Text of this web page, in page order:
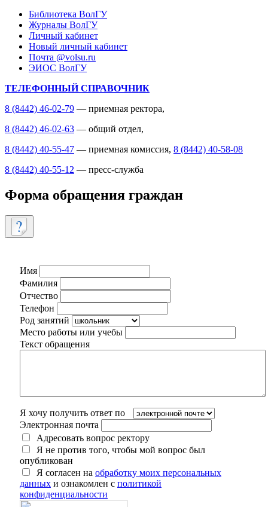
Библиотека ВолГУ
Журналы ВолГУ
Личный кабинет
Новый личный кабинет
Почта @volsu.ru
ЭИОС ВолГУ
ТЕЛЕФОННЫЙ СПРАВОЧНИК
8 (8442) 46-02-79 — приемная ректора,
8 (8442) 46-02-63 — общий отдел,
8 (8442) 40-55-47 — приемная комиссия, 8 (8442) 40-58-08
8 (8442) 40-55-12 — пресс-служба
Форма обращения граждан
Имя
Фамилия
Отчество
Телефон
Род занятий
Место работы или учебы
Текст обращения
Я хочу получить ответ по
Электронная почта
Адресовать вопрос ректору
Я не против того, чтобы мой вопрос был
опубликован
Я согласен на обработку моих персональных
данных и ознакомлен с политикой
конфиденциальности